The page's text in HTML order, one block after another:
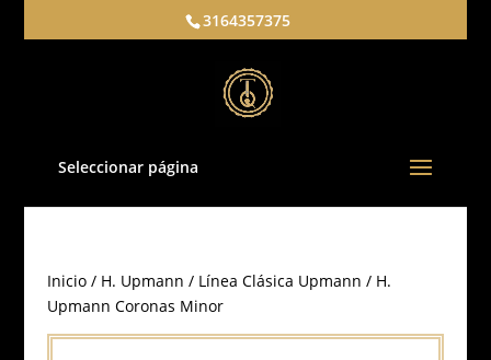
3164357375
Seleccionar página
Inicio/ H. Upmann / Línea Clásica Upmann / H.
Upmann Coronas Minor